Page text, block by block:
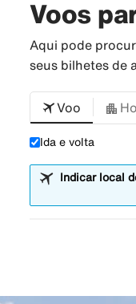
Voos
Aqui pode
seus bilhetes de
Voo
Ida e volta
Indicar local